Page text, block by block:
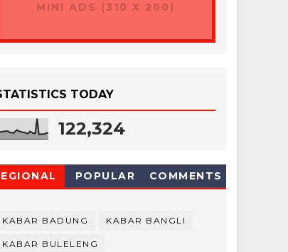
MINI ADS (310 X 200)
TODAY
122,324
POPULAR COMMENTS
KABAR BADUNG KABAR BANGLI
KABAR BULELENG